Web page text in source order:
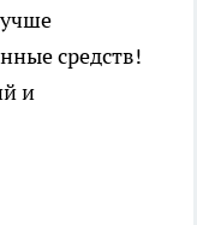
средств!
и